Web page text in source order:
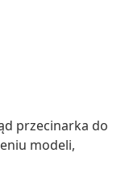
przecinarka do
modeli,